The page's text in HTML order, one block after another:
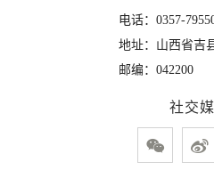
电话： 0357-
地址： 山西省吉
邮编： 042200
社交
 